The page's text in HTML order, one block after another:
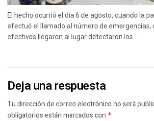
El hecho ocurrió el día 6 de agosto, cuando la
efectuó el llamado al número de emergencias,
efectivos llegaron al lugar detectaron los...
Deja una respuesta
Tu dirección de correo electrónico no será
obligatorios están marcados con *